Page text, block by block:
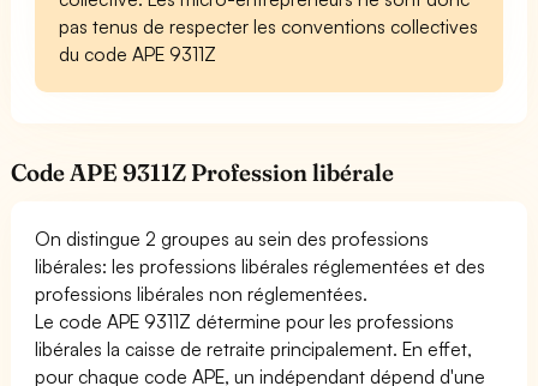
pas tenus de respecter les conventions collectives
du code APE 9311Z
Code APE 9311Z Profession libérale
On distingue 2 groupes au sein des professions
libérales: les professions libérales réglementées et des
professions libérales non réglementées.
Le code APE 9311Z détermine pour les professions
libérales la caisse de retraite principalement. En effet,
pour chaque code APE, un indépendant dépend d'une